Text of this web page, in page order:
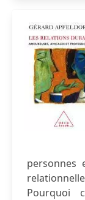
personnes
Pourquoi